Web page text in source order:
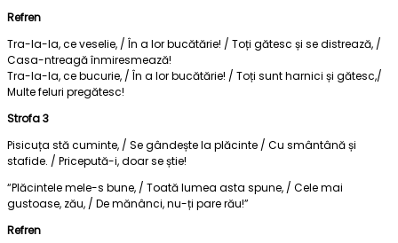
Refren
Tra-la-la, ce veselie, / În a lor bucătărie! / Toți gătesc și se distrează, /
Casa-ntreagă înmiresmează!
Tra-la-la, ce bucurie, / În a lor bucătărie! / Toți sunt harnici și gătesc,/
Multe feluri pregătesc!
Strofa 3
Pisicuța stă cuminte, / Se gândește la plăcinte / Cu smântână și
stafide. / Pricepută-i, doar se știe!
“Plăcintele mele-s bune, / Toată lumea asta spune, / Cele mai
gustoase, zău, / De mănânci, nu-ți pare rău!”
Refren